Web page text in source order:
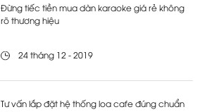
Đừng tiếc tiền mua dàn karaoke giá rẻ không
rõ thương hiệu
24 tháng 12 - 2019
Tư vấn lắp đặt hệ thống loa cafe đúng chuẩn